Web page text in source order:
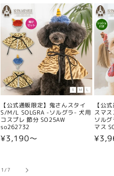
【公式通販限定】鬼さんスタイ
S/M/L SOLGRA -ソルグラ- 犬用
コスプレ 節分 SO25AW
so262732
通
格
¥3,190〜
【公
スマ
ソル
マス
通
1/の
7